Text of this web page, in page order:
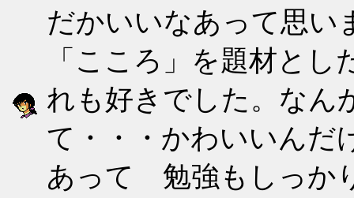
だかいいなあって思い
「こころ」を題材と
れも好きでした。なん
て・・・かわいいんだ
あって 勉強もしっか